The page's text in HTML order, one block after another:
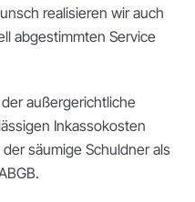
realisieren wir auch
abgestimmten Service
außergerichtliche
Inkassokosten
der säumige Schuldner als